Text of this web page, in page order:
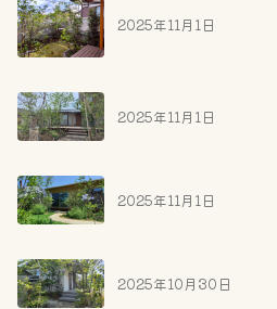
2025年11月1日
2025年11月1日
2025年11月1日
2025年10月30日